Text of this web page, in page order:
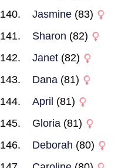
Jasmine (83)
Sharon (82)
Janet (82)
Dana (81)
April (81)
Gloria (81)
Deborah (80)